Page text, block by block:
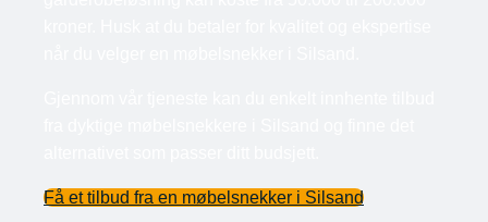
Få et tilbud fra en møbelsnekker i Silsand